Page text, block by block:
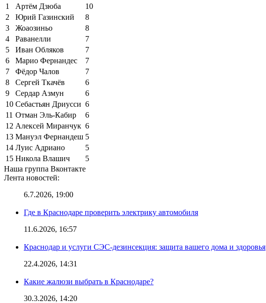
1
Артём Дзюба
10
2
Юрий Газинский
8
3
Жоаозиньо
8
4
Раванелли
7
5
Иван Обляков
7
6
Марио Фернандес
7
7
Фёдор Чалов
7
8
Сергей Ткачёв
6
9
Сердар Азмун
6
10 Себастьян Дриусси 6
11 Отман Эль-Кабир
6
12 Алексей Миранчук 6
13 Мануэл Фернандеш 5
14 Луис Адриано
5
15 Никола Влашич
5
Наша группа Вконтакте
Лента новостей:
6.7.2026, 19:00
Где в Краснодаре проверить электрику автомобиля
11.6.2026, 16:57
Краснодар и услуги СЭС-дезинсекция: защита вашего дома и здоровья
22.4.2026, 14:31
Какие жалюзи выбрать в Краснодаре?
30.3.2026, 14:20